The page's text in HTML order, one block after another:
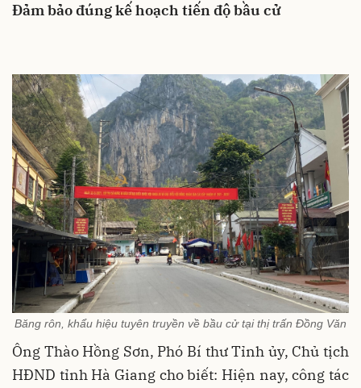
Đảm bảo đúng kế hoạch tiến độ bầu cử
Băng rôn, khẩu hiệu tuyên truyền về bầu cử tại thị trấn Đồng Văn
Ông Thào Hồng Sơn, Phó Bí thư Tỉnh ủy, Chủ tịch
HĐND tỉnh Hà Giang cho biết: Hiện nay, công tác